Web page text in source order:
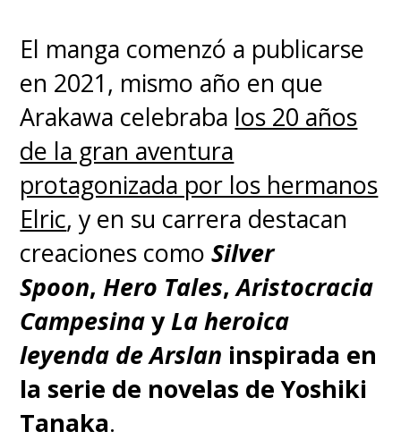
El manga comenzó a publicarse
en 2021, mismo año en que
Arakawa celebraba los 20 años
de la gran aventura
protagonizada por los hermanos
Elric, y en su carrera destacan
creaciones como Silver
Spoon, Hero Tales, Aristocracia
CampesinayLa heroica
leyenda de Arslan inspirada en
la serie de novelas de Yoshiki
Tanaka.